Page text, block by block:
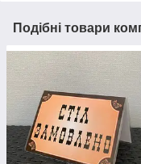
Подібні товари